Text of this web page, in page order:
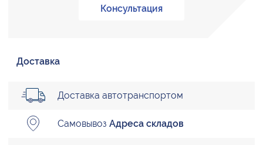
Консультация
Доставка
Доставка автотранспортом
Самовывоз Адреса складов